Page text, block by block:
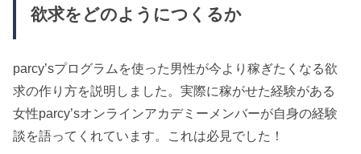
欲求をどのようにつくるか
parcy’sプログラムを使った男性が今より稼ぎたくなる欲
求の作り方を説明しました。実際に稼がせた経験がある
女性parcy’sオンラインアカデミーメンバーが自身の経験
談を語ってくれています。これは必見でした！